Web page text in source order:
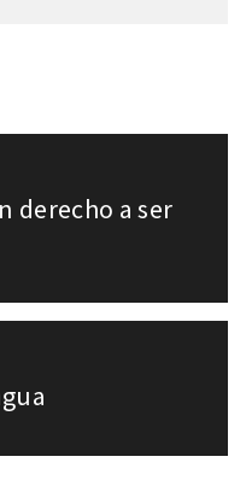
derecho a ser